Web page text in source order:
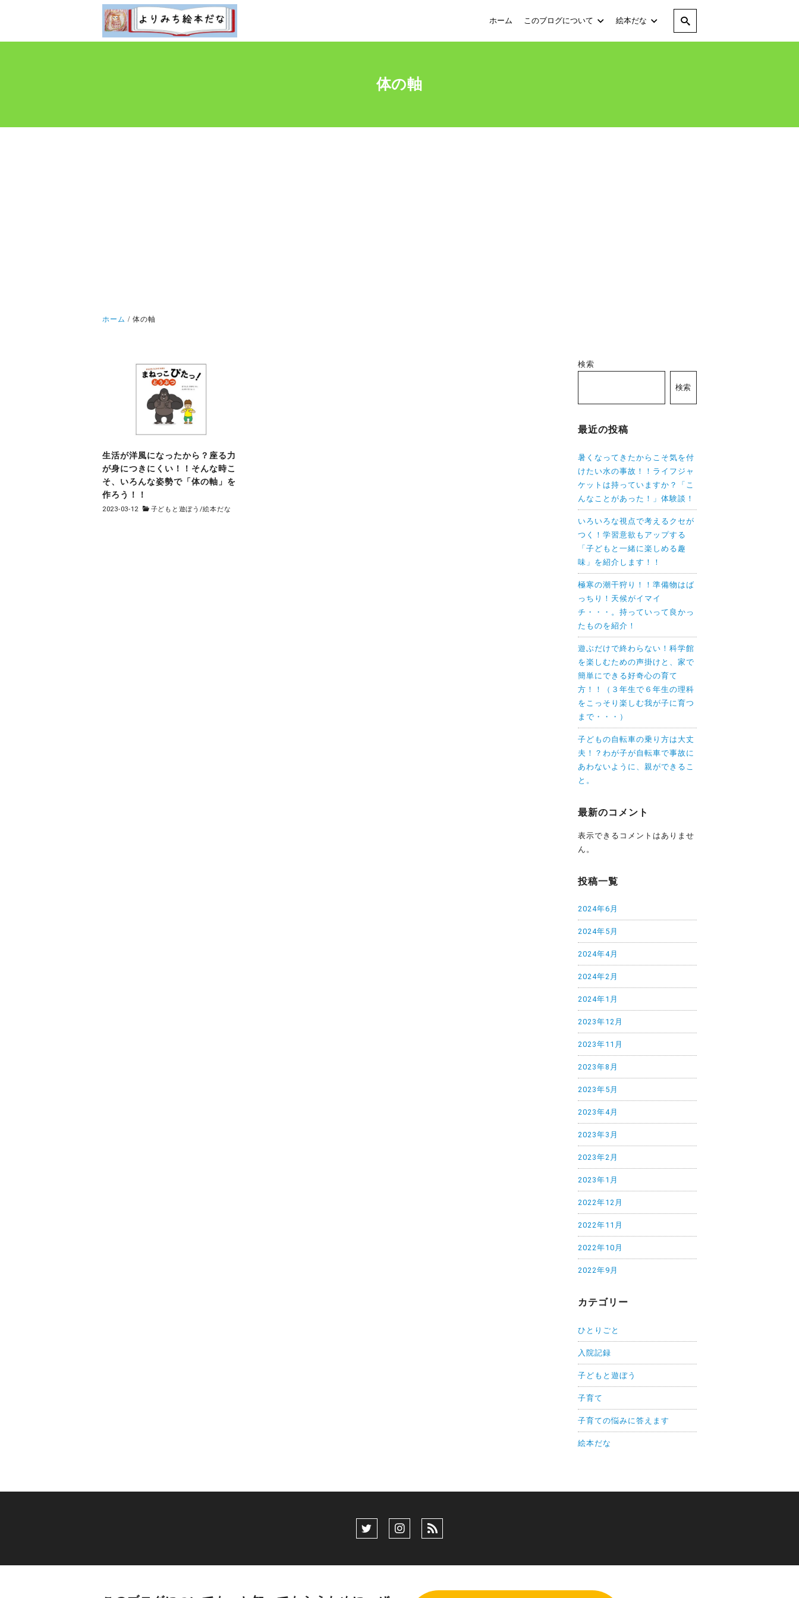
ホーム このブログについて 絵本だな
体の軸
ホーム 体の軸
生活が洋風になったから？座る力
が身につきにくい！！そんな時こ
そ、いろんな姿勢で「体の軸」を
作ろう！！
2023-03-12 子どもと遊ぼう /絵本だな
検索
検索
最近の投稿
暑くなってきたからこそ気を付
けたい水の事故！！ライフジャ
ケットは持っていますか？「こ
んなことがあった！」体験談！
いろいろな視点で考えるクセが
つく！学習意欲もアップする
「子どもと一緒に楽しめる趣
味」を紹介します！！
極寒の潮干狩り！！準備物はば
っちり！天候がイマイ
チ・・・。持っていって良かっ
たものを紹介！
遊ぶだけで終わらない！科学館
を楽しむための声掛けと、家で
簡単にできる好奇心の育て
方！！（３年生で６年生の理科
をこっそり楽しむ我が子に育つ
まで・・・）
子どもの自転車の乗り方は大丈
夫！？わが子が自転車で事故に
あわないように、親ができるこ
と。
最新のコメント
表示できるコメントはありませ
ん。
投稿一覧
2024年6月
2024年5月
2024年4月
2024年2月
2024年1月
2023年12月
2023年11月
2023年8月
2023年5月
2023年4月
2023年3月
2023年2月
2023年1月
2022年12月
2022年11月
2022年10月
2022年9月
カテゴリー
ひとりごと
入院記録
子どもと遊ぼう
子育て
子育ての悩みに答えます
絵本だな